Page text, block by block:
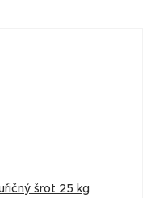
šrot 25 kg